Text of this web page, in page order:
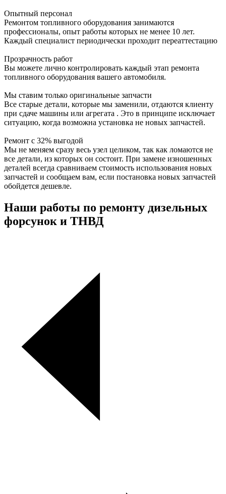
Опытный персонал
Ремонтом топливного оборудования занимаются
профессионалы, опыт работы которых не менее 10 лет.
Каждый специалист периодически проходит переаттестацию
Прозрачность работ
Вы можете лично контролировать каждый этап ремонта
топливного оборудования вашего автомобиля.
Мы ставим только оригинальные запчасти
Все старые детали, которые мы заменили, отдаются клиенту
при сдаче машины или агрегата . Это в принципе исключает
ситуацию, когда возможна установка не новых запчастей.
Ремонт с 32% выгодой
Мы не меняем сразу весь узел целиком, так как ломаются не
все детали, из которых он состоит. При замене изношенных
деталей всегда сравниваем стоимость использования новых
запчастей и сообщаем вам, если постановка новых запчастей
обойдется дешевле.
Наши работы по ремонту дизельных
форсунок и ТНВД